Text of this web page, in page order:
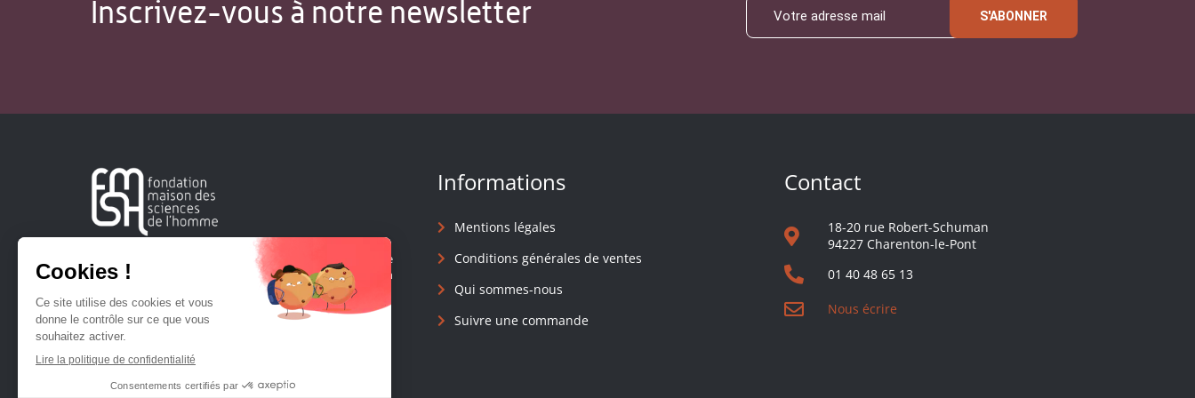
Inscrivez-vous à notre newsletter S'ABONNER
Créée en 1963, la Fondation Maison Sciences de l'Homme
soutient la recherche et la diffusion des connaissances en
Informations
Mentions légales
Conditions générales de ventes
Qui sommes-nous
Suivre une commande
Contact
18-20 rue Robert-Schuman
94227 Charenton-le-Pont
01 40 48 65 13
Nous écrire